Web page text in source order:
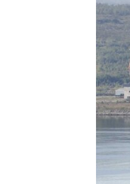
УКРАЇНСЬКА ПРОБЛЕМА КРИМУ